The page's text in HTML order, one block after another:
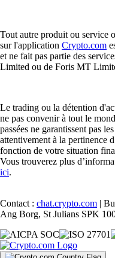
Tout autre produit ou service
sur l'application Crypto.com
et ne fait pas partie des
Limited ou de Foris MT
Le trading ou la détention
ne pas convenir à tout le
passées ne garantissent pas
attentivement à la pertinence
fonction de votre situation
Vous trouverez plus
ici.
Contact : chat.crypto.com |
Ang Borg, St Julians SPK